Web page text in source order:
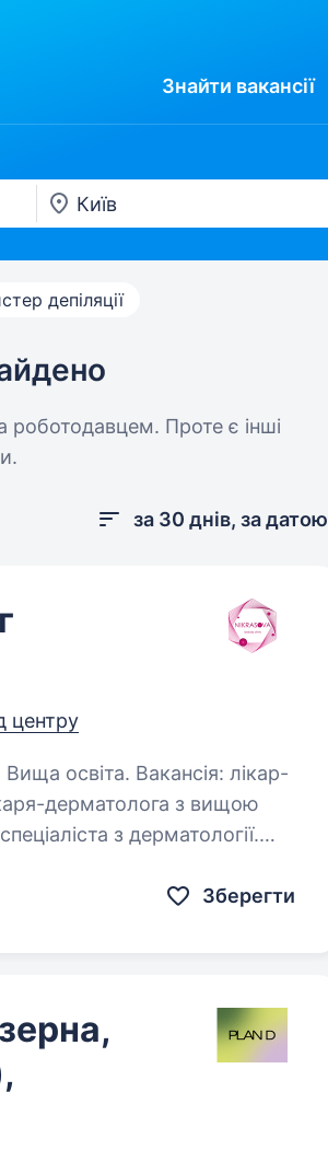
Знайти вакансії
депіляції
роботодавцем. Проте є інші
за 30 днів, за датою
центру
Вакансія: лікар-
дерматолога з вищою
з дерматології.
Зберегти